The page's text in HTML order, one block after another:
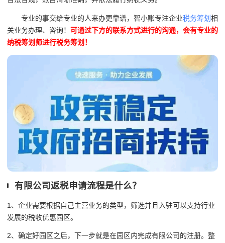
专业的事交给专业的人来办更靠谱，智小账专注企业税务筹划 相
关业务办理、咨询！ 可通过下方的联系方式进行的沟通，会有专业的
纳税筹划师进行税务筹划！
有限公司返税申请流程是什么？
1、企业需要根据自己主营业务的类型，筛选并且入驻可以支持行业
发展的税收优惠园区。
2、确定好园区之后，下一步就是在园区内完成有限公司的注册。整